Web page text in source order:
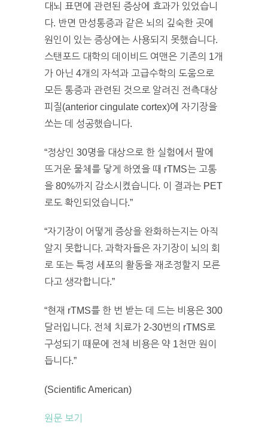
대뇌 표면에 관련된 증상에 효과가 있었습니
다. 반면 만성통증과 같은 뇌의 깊숙한 곳에
원인이 있는 증상에는 사용되지 못했습니다.
스탠포드 대학의 데이비드 여맨은 기존의 1개
가 아닌 4개의 자석과 고급수학의 도움으로
모든 통증과 관련된 것으로 알려진 전측대상
피질(anterior cingulate cortex)에 자기장을
쏘는 데 성공했습니다.
“정상인 30명을 대상으로 한 실험에서 팔에
뜨거운 물체를 닿게 하였을 때 rTMS는 고통
을 80%까지 감소시켰습니다. 이 결과는 PET
로도 확인되었습니다.”
“자기장이 어떻게 증상을 완화하는지는 아직
알지 못합니다. 과학자들은 자기장이 뇌의 회
로 또는 특정 세포의 활동을 재조정할지 모른
다고 생각합니다.”
“현재 rTMS를 한 번 받는 데 드는 비용은 300
달러입니다. 전체 치료가 2-30번의 rTMS로
구성되기 때문에 전체 비용은 약 1천만 원이
듭니다.”
(Scientific American)
원문 보기